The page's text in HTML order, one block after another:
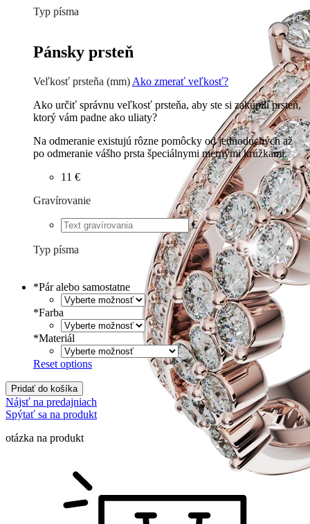
Typ písma
Pánsky prsteň
Veľkosť prsteňa (mm) Ako zmerať veľkosť?
Ako určiť správnu veľkosť prsteňa, aby ste si zakúpili prsteň,
ktorý vám padne ako uliaty?
Na odmeranie existujú rôzne pomôcky od jednoduchých až
po odmeranie vášho prsta špeciálnymi mernými krúžkami.
11 €
Gravírovanie
€
Typ písma
Písané €
*Pár alebo samostatne
*Farba
*Materiál
Reset options
Pridať do košíka
Nájsť na predajniach
Spýtať sa na produkt
otázka na produkt